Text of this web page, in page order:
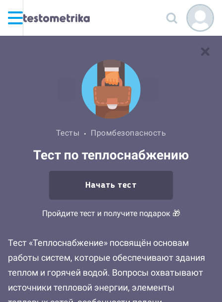
Тесты Промбезопасность
Тест по теплоснабжению
Начать тест
Пройдите тест и получите подарок 🎁
Тест «Теплоснабжение» посвящён основам
работы систем, которые обеспечивают здания
теплом и горячей водой. Вопросы охватывают
источники тепловой энергии, элементы